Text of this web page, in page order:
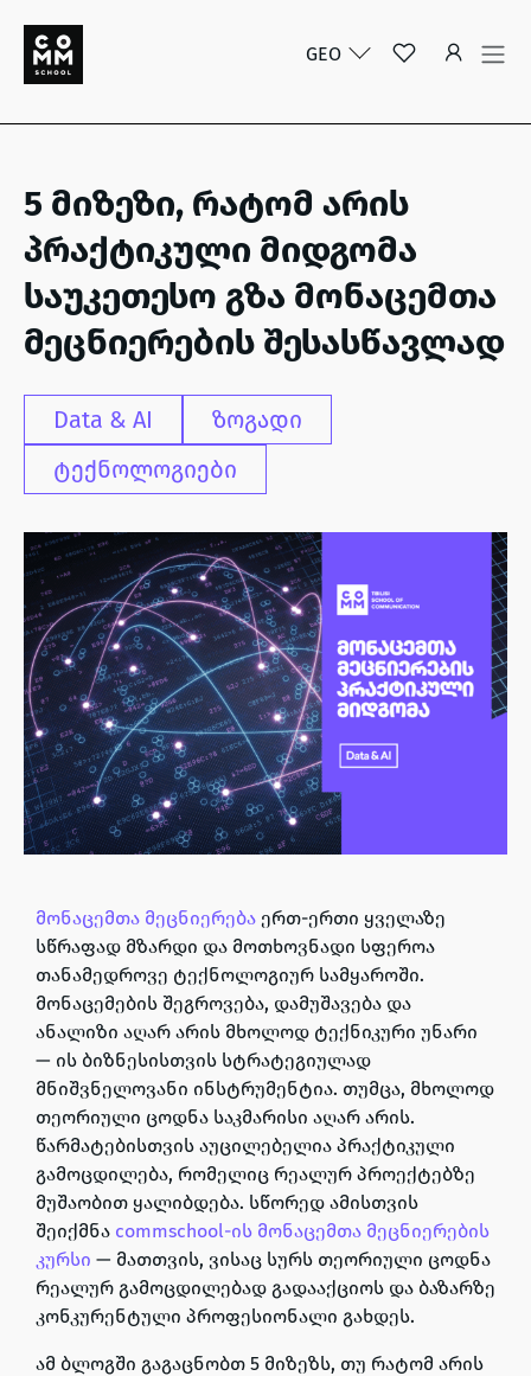
GEO
5 მიზეზი, რატომ არის
პრაქტიკული მიდგომა
საუკეთესო გზა მონაცემთა
მეცნიერების შესასწავლად
Data & AI
ზოგადი
ტექნოლოგიები
მონაცემთა მეცნიერება ერთ-ერთი ყველაზე
სწრაფად მზარდი და მოთხოვნადი სფეროა
თანამედროვე ტექნოლოგიურ სამყაროში.
მონაცემების შეგროვება, დამუშავება და
ანალიზი აღარ არის მხოლოდ ტექნიკური უნარი
— ის ბიზნესისთვის სტრატეგიულად
მნიშვნელოვანი ინსტრუმენტია. თუმცა, მხოლოდ
თეორიული ცოდნა საკმარისი აღარ არის.
წარმატებისთვის აუცილებელია პრაქტიკული
გამოცდილება, რომელიც რეალურ პროექტებზე
მუშაობით ყალიბდება. სწორედ ამისთვის
შეიქმნა commschool-ის მონაცემთა მეცნიერების
კურსი — მათთვის, ვისაც სურს თეორიული ცოდნა
რეალურ გამოცდილებად გადააქციოს და ბაზარზე
კონკურენტული პროფესიონალი გახდეს.
ამ ბლოგში გაგაცნობთ 5 მიზეზს, თუ რატომ არის